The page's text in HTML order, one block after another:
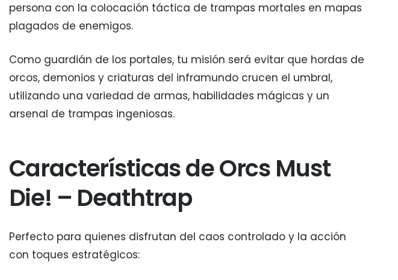
persona con la colocación táctica de trampas mortales en mapas
plagados de enemigos.
Como guardián de los portales, tu misión será evitar que hordas de
orcos, demonios y criaturas del inframundo crucen el umbral,
utilizando una variedad de armas, habilidades mágicas y un
arsenal de trampas ingeniosas.
Características de Orcs Must
Die! – Deathtrap
Perfecto para quienes disfrutan del caos controlado y la acción
con toques estratégicos: